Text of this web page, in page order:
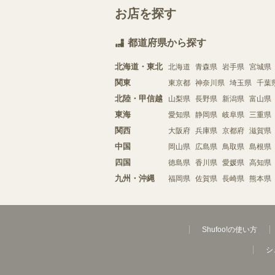
お店を探す
都道府県から探す
北海道・東北 北海道 青森県 岩手県 宮城県
関東 東京都 神奈川県 埼玉県 千葉
北陸・甲信越 山梨県 長野県 新潟県 富山県
東海 愛知県 静岡県 岐阜県 三重県
関西 大阪府 兵庫県 京都府 滋賀県
中国 岡山県 広島県 鳥取県 島根県
四国 徳島県 香川県 愛媛県 高知県
九州・沖縄 福岡県 佐賀県 長崎県 熊本県
Shufoo!の使い方